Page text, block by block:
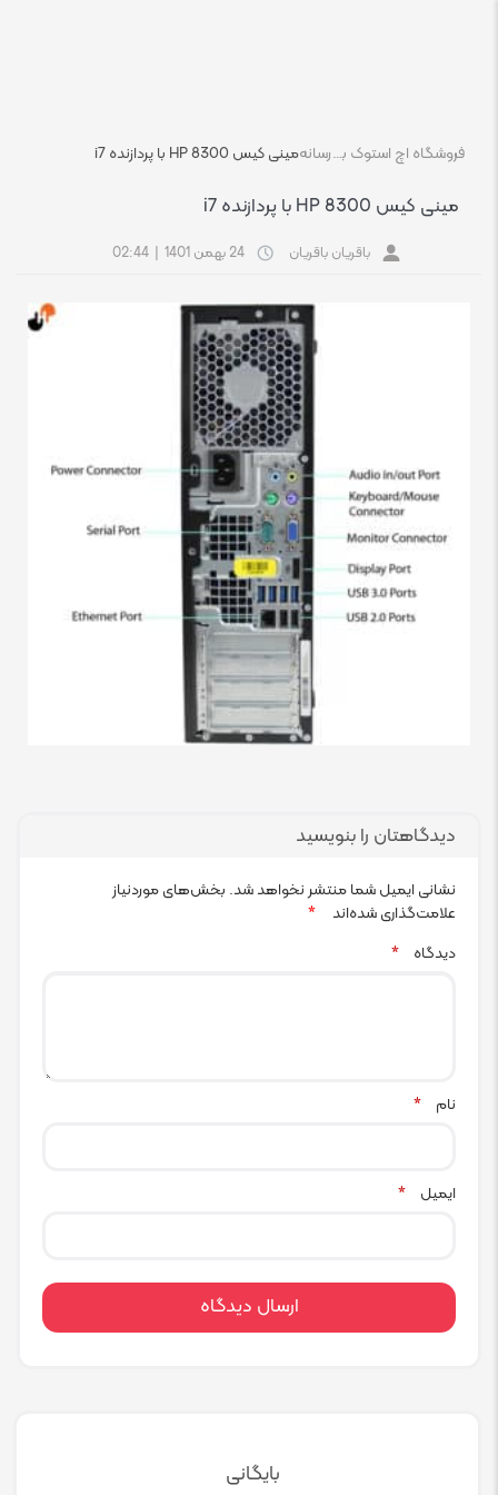
فروشگاه اچ استوک بازار انلاین تجهیزات کامپیوتر استوکرسانهمینی کیس HP 8300 با پردازنده i7
مینی کیس HP 8300 با پردازنده i7
باقریان باقریان 24 بهمن 1401 02:44
دیدگاهتان را بنویسید
نشانی ایمیل شما منتشر نخواهد شد. بخش‌های موردنیاز
علامت‌گذاری شده‌اند
*
دیدگاه
*
نام *
ایمیل *
بایگانی